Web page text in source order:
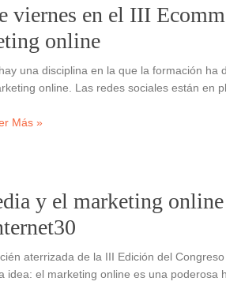
viernes en el III
online
una disciplina en la que la formación ha
online. Las redes sociales están en
Más »
y el marketing
aterrizada de la III Edición del
idea: el marketing online es una poderosa